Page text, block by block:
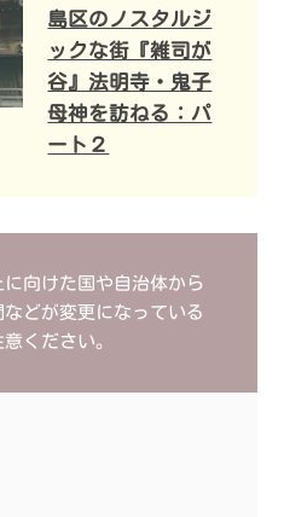
島区のノスタルジ
ックな街『雑司が
谷』法明寺・鬼子
母神を訪ねる：パ
ート２
向けた国や自治体から
どが変更になっている
ください。